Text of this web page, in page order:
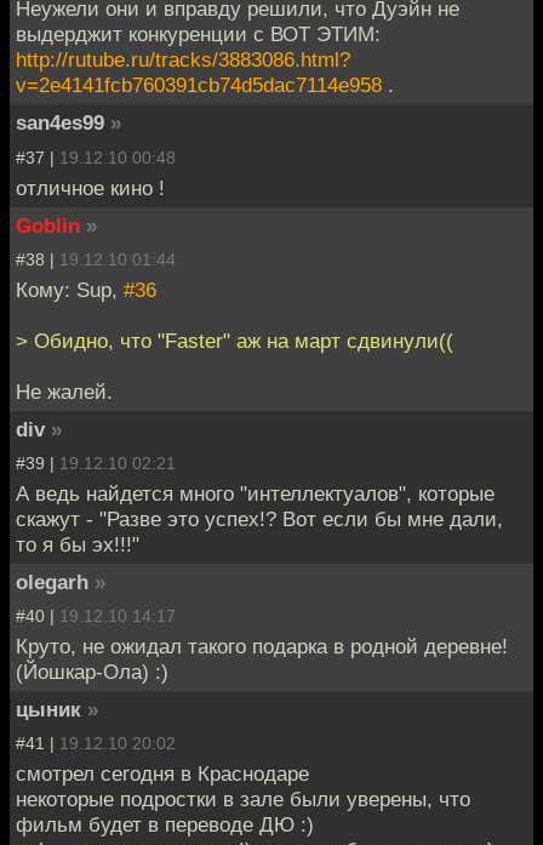
Неужели они и вправду решили, что Дуэйн не
выдерджит конкуренции с ВОТ ЭТИМ:
http://rutube.ru/tracks/3883086.html?
v=2e4141fcb760391cb74d5dac7114e958 .
san4es99 »
#37 | 19.12.10 00:48
отличное кино !
Goblin »
#38 | 19.12.10 01:44
Кому: Sup, #36
> Обидно, что "Faster" аж на март сдвинули((
Не жалей.
div »
#39 | 19.12.10 02:21
А ведь найдется много "интеллектуалов", которые
скажут - "Разве это успех!? Вот если бы мне дали,
то я бы эх!!!"
olegarh »
#40 | 19.12.10 14:17
Круто, не ожидал такого подарка в родной деревне!
(Йошкар-Ола) :)
цыник »
#41 | 19.12.10 20:02
смотрел сегодня в Краснодаре
некоторые подростки в зале были уверены, что
фильм будет в переводе ДЮ :)